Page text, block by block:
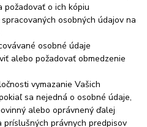
požadovať o ich kópiu
osobných údajov na
osobné údaje
alebo požadovať obmedzenie
vymazanie Vašich
sa nejedná o osobné údaje,
alebo oprávnený ďalej
príslušných právnych predpisov